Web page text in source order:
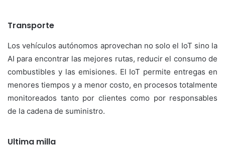
Transporte
Los vehículos autónomos aprovechan no solo el IoT sino la
AI para encontrar las mejores rutas, reducir el consumo de
combustibles y las emisiones. El IoT permite entregas en
menores tiempos y a menor costo, en procesos totalmente
monitoreados tanto por clientes como por responsables
de la cadena de suministro.
Ultima milla